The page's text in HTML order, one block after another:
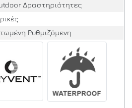
Δραστηριότητες
Ρυθμιζόμενη